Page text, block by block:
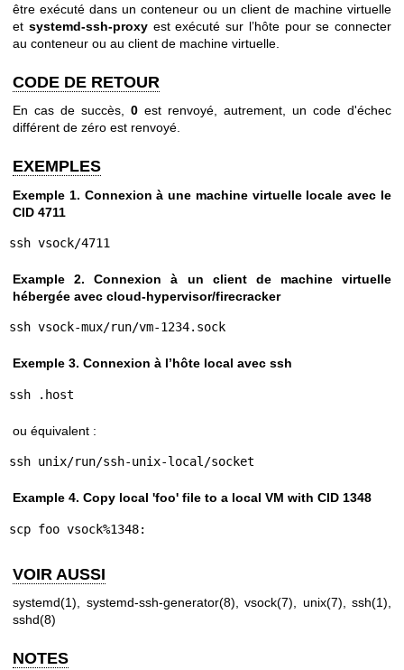
être exécuté dans un conteneur ou un client de machine virtuelle
et systemd-ssh-proxyest exécuté sur l’hôte pour se connecter
au conteneur ou au client de machine virtuelle.
CODE DE RETOUR
En cas de succès, 0 est renvoyé, autrement, un code d'échec
différent de zéro est renvoyé.
EXEMPLES
Exemple 1. Connexion à une machine virtuelle locale avec le
CID 4711
ssh vsock/4711
Example 2. Connexion à un client de machine virtuelle
hébergée avec cloud-hypervisor/firecracker
ssh vsock-mux/run/vm-1234.sock
Exemple 3. Connexion à l’hôte local avec ssh
ssh .host
ou équivalent :
ssh unix/run/ssh-unix-local/socket
Example 4. Copy local 'foo' file to a local VM with CID 1348
scp foo vsock%1348:
VOIR AUSSI
systemd(1) systemd-ssh-generator(8) vsock(7) unix(7) ssh(1)
sshd(8)
NOTES